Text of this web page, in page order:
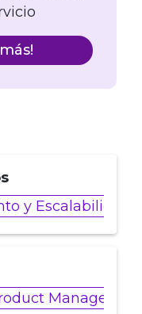
y Escalabilidad